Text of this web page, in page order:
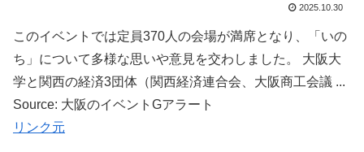
2025.10.30
このイベントでは定員370人の会場が満席となり、「いの
ち」について多様な思いや意見を交わしました。 大阪大
学と関西の経済3団体（関西経済連合会、大阪商工会議 ...
Source: 大阪のイベントGアラート
リンク元